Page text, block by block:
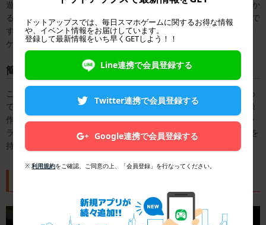
遊びたいときでも楽しく遊べるということです。1回のバトルにかか
る時間は3分程度と短いので隙間時間に遊びたいという人にも最適で
す。ちょっと考えながら駆け引きしないといけないので、頭を使う
ゲームを楽しみたい人にもピッタリなアプリです。
簡単操作で遊びたい人
このアプリは、キャラクターを選ぶだけでオート機能が攻撃を進め
ていくので、簡単な操作でゲームを楽しむことができます。一見操
作が難しそうなイメージのバトルゲームですが、プレーヤーはキャ
ラクターをタップするだけの操作でOK！バトルゲームに苦手意識を
持っている人にこそ、おすすめです。
ドットアップスでは、毎日スマホゲームに関するお得な情報
や、イベント情報をお届けしています。
登録して最新情報をいち早くGETしよう！！
Line連携で会員登録する
Twitter連携で会員登録する
Google連携で会員登録する
※利用規約をご確認、ご同意の上、「会員登録」を行なってください。